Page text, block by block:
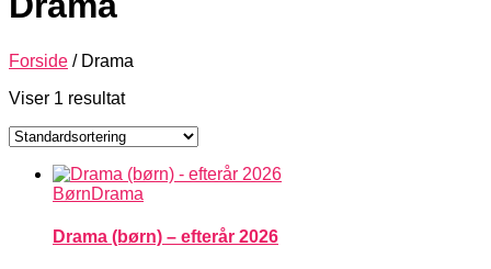
Forside / Drama
Viser 1 resultat
BørnDrama
Drama (børn) – efterår 2026